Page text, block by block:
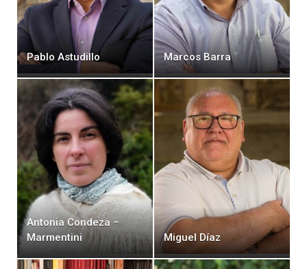
Pablo Astudillo Marcos Barra
Antonia Condeza –
Marmentini
Miguel Díaz